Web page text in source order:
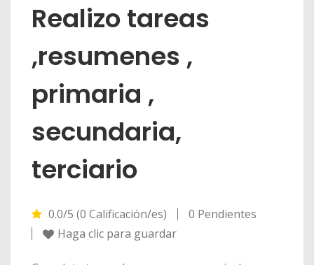
Realizo tareas
,resumenes ,
primaria ,
secundaria,
terciario
0.0/5 (0 Calificación/es)
0 Pendientes
Haga clic para guardar